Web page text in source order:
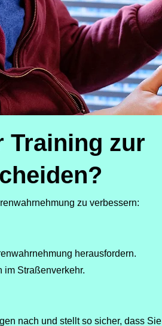
Training zur
zu verbessern:
herausfordern.
im Straßenverkehr.
nach und stellt so sicher, dass Sie